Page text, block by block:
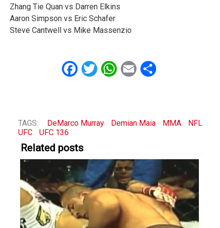
Zhang Tie Quan vs Darren Elkins
Aaron Simpson vs Eric Schafer
Steve Cantwell vs Mike Massenzio
Facebook
Twitter
WhatsApp
EmailShare
TAGS: DeMarco Murray Demian Maia MMA
NFL
UFC
UFC 136
Related posts